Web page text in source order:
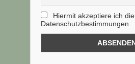
Hiermit akzeptiere ich die
Datenschutzbestimmungen